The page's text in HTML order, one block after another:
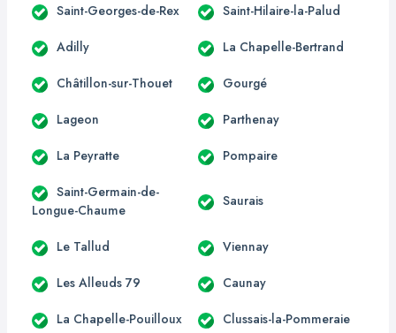
Saint-Georges-de-Rex Saint-Hilaire-la-Palud
Adilly La Chapelle-Bertrand
Châtillon-sur-Thouet Gourgé
Lageon Parthenay
La Peyratte Pompaire
Saint-Germain-de-
Longue-Chaume
Saurais
Le Tallud Viennay
Les Alleuds 79 Caunay
La Chapelle-Pouilloux Clussais-la-Pommeraie